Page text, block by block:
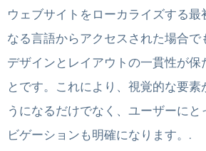
ウェブサイトをローカライズする
なる言語からアクセスされた場合
デザインとレイアウトの一貫性が保
とです。これにより、視覚的な要素
うになるだけでなく、ユーザーに
ビゲーションも明確になります。.